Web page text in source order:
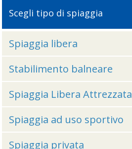
Scegli tipo di spiaggia
Spiaggia libera
Stabilimento balneare
Spiaggia Libera Attrezzata
Spiaggia ad uso sportivo
Spiaggia privata